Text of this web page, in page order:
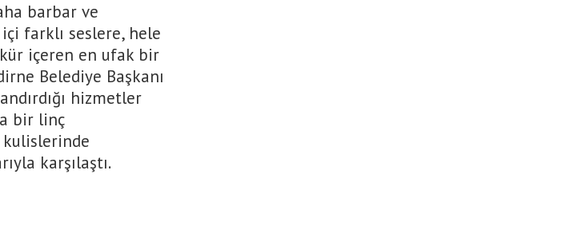
barbar ve
farklı seslere, hele
içeren en ufak bir
Belediye Başkanı
hizmetler
bir linç
kulislerinde
karşılaştı.